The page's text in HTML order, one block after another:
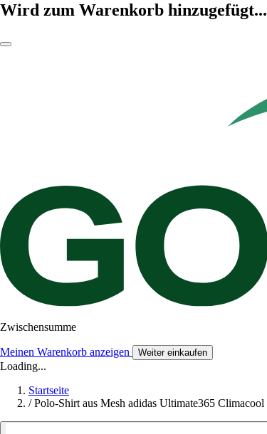
Wird zum Warenkorb hinzugefügt...
Zwischensumme
Meinen Warenkorb anzeigen Weiter einkaufen
Loading...
Startseite
/ Polo-Shirt aus Mesh adidas Ultimate365 Climacool